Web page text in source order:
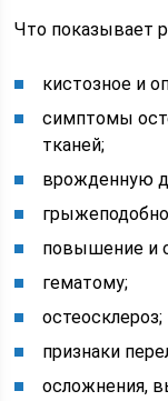
Что показывает
кистозное и
симптомы
тканей;
врожденную
повышение и
гематому;
остеосклероз;
признаки
осложнения,